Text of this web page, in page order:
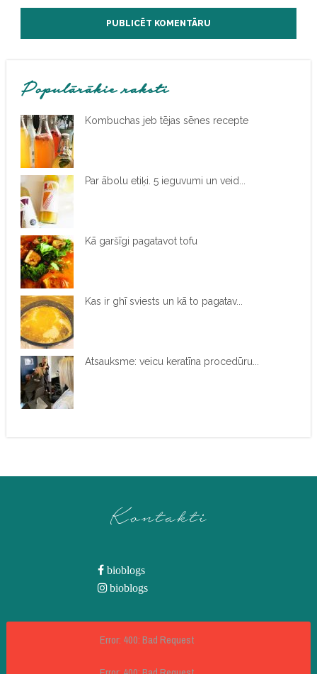
Populārākie raksti
Kombuchas jeb tējas sēnes recepte
Par ābolu etiķi. 5 ieguvumi un veid...
Kā garšīgi pagatavot tofu
Kas ir ghī sviests un kā to pagatav...
Atsauksme: veicu keratīna procedūru...
Kontakti
bioblogs
bioblogs
Error: 400: Bad Request